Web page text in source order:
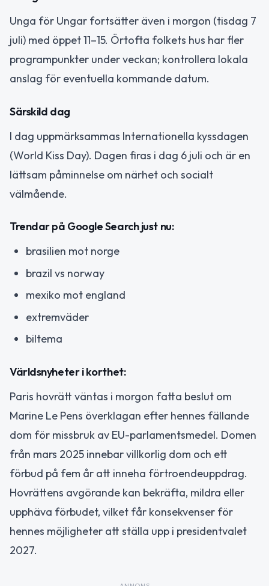
Unga för Ungar fortsätter även i morgon (tisdag 7
juli) med öppet 11–15. Örtofta folkets hus har fler
programpunkter under veckan; kontrollera lokala
anslag för eventuella kommande datum.
Särskild dag
I dag uppmärksammas Internationella kyssdagen
(World Kiss Day). Dagen firas i dag 6 juli och är en
lättsam påminnelse om närhet och socialt
välmående.
Trendar på Google Search just nu:
brasilien mot norge
brazil vs norway
mexiko mot england
extremväder
biltema
Världsnyheter i korthet:
Paris hovrätt väntas i morgon fatta beslut om
Marine Le Pens överklagan efter hennes fällande
dom för missbruk av EU-parlamentsmedel. Domen
från mars 2025 innebar villkorlig dom och ett
förbud på fem år att inneha förtroendeuppdrag.
Hovrättens avgörande kan bekräfta, mildra eller
upphäva förbudet, vilket får konsekvenser för
hennes möjligheter att ställa upp i presidentvalet
2027.